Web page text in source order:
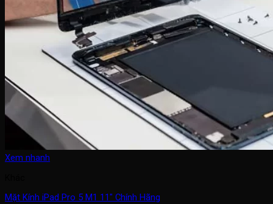
Xem nhanh
Mặt Kính iPad Pro 5 M1 11″ Chính Hãng